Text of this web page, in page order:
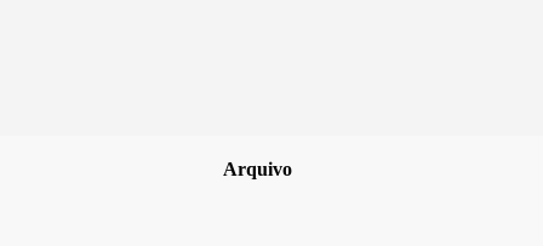
Arquivo